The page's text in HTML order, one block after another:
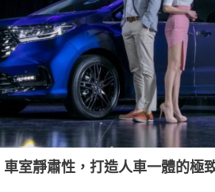
室靜肅性，打造人車一體的極